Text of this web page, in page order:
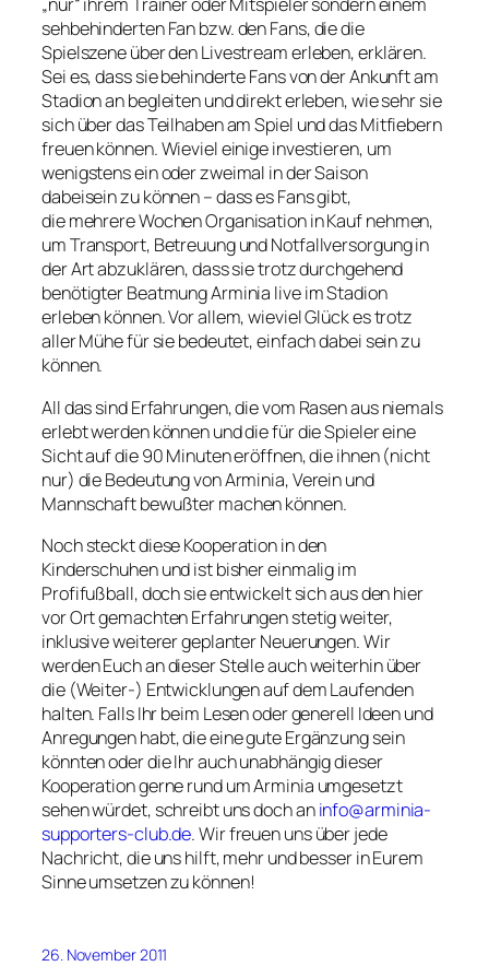
sehbehinderten Fan bzw. den Fans, die die
Spielszene über den Livestream erleben, erklären.
Sei es, dass sie behinderte Fans von der Ankunft am
Stadion an begleiten und direkt erleben, wie sehr sie
sich über das Teilhaben am Spiel und das Mitfiebern
freuen können. Wieviel einige investieren, um
wenigstens ein oder zweimal in der Saison
dabeisein zu können – dass es Fans gibt,
die mehrere Wochen Organisation in Kauf nehmen,
um Transport, Betreuung und Notfallversorgung in
der Art abzuklären, dass sie trotz durchgehend
benötigter Beatmung Arminia live im Stadion
erleben können. Vor allem, wieviel Glück es trotz
aller Mühe für sie bedeutet, einfach dabei sein zu
können.
All das sind Erfahrungen, die vom Rasen aus niemals
erlebt werden können und die für die Spieler eine
Sicht auf die 90 Minuten eröffnen, die ihnen (nicht
nur) die Bedeutung von Arminia, Verein und
Mannschaft bewußter machen können.
Noch steckt diese Kooperation in den
Kinderschuhen und ist bisher einmalig im
Profifußball, doch sie entwickelt sich aus den hier
vor Ort gemachten Erfahrungen stetig weiter,
inklusive weiterer geplanter Neuerungen. Wir
werden Euch an dieser Stelle auch weiterhin über
die (Weiter-) Entwicklungen auf dem Laufenden
halten. Falls Ihr beim Lesen oder generell Ideen und
Anregungen habt, die eine gute Ergänzung sein
könnten oder die Ihr auch unabhängig dieser
Kooperation gerne rund um Arminia umgesetzt
sehen würdet, schreibt uns doch aninfo@arminia-
supporters-club.de. Wir freuen uns über jede
Nachricht, die uns hilft, mehr und besser in Eurem
Sinne umsetzen zu können!
26. November 2011